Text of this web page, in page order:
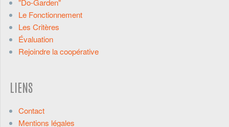
"Do-Garden"
Le Fonctionnement
Les Critères
Évaluation
Rejoindre la coopérative
LIENS
Contact
Mentions légales